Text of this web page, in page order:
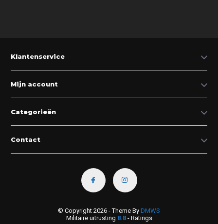
Klantenservice
Mijn account
Categorieën
Contact
© Copyright 2026 - Theme By DMWS
Militaire uitrusting 8.8- Ratings